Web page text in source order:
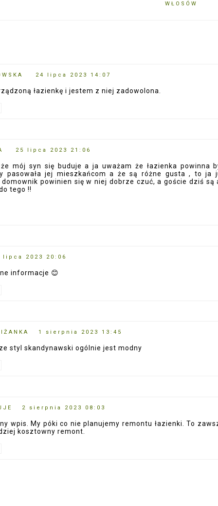
WŁOSÓW
24 lipca 2023 14:07
łazienkę i jestem z niej zadowolona.
25 lipca 2023 21:06
że mój syn się buduje a ja uważam że łazienka powinna
pasowała jej mieszkańcom a że są różne gusta , to ja
powinien się w niej dobrze czuć, a goście dziś są
tego !!
lipca 2023 20:06
informacje 😊
1 sierpnia 2023 13:45
styl skandynawski ogólnie jest modny
2 sierpnia 2023 08:03
wpis. My póki co nie planujemy remontu łazienki. To
kosztowny remont.